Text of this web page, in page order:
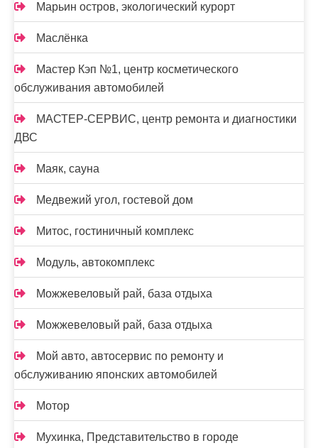
Марьин остров, экологический курорт
Маслёнка
Мастер Кэп №1, центр косметического
обслуживания автомобилей
МАСТЕР-СЕРВИС, центр ремонта и диагностики
ДВС
Маяк, сауна
Медвежий угол, гостевой дом
Митос, гостиничный комплекс
Модуль, автокомплекс
Можжевеловый рай, база отдыха
Можжевеловый рай, база отдыха
Мой авто, автосервис по ремонту и
обслуживанию японских автомобилей
Мотор
Мухинка, Представительство в городе